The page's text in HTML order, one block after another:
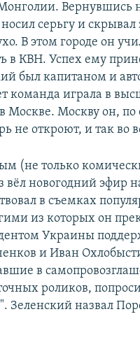
Вернувшись
серьгу и скрывал
В этом городе он
в КВН. Успех ему
был капитаном и
команда играла в
Москву он, по
не откроют, и так во
(не только
вёл новогодний эфир
в съемках
из которых он
Украины
и Иван
в
роликов,
Зеленский назвал